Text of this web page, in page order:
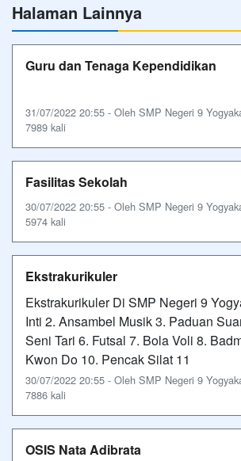
Halaman Lainnya
Guru dan Tenaga Kependidikan
31/07/2022 20:55 - Oleh SMP Negeri 9
7989 kali
Fasilitas Sekolah
30/07/2022 20:55 - Oleh SMP Negeri 9
5974 kali
Ekstrakurikuler
Ekstrakurikuler Di SMP Negeri 9
Inti 2. Ansambel Musik 3. Paduan
Seni Tari 6. Futsal 7. Bola Voli 8.
Kwon Do 10. Pencak Silat 11
30/07/2022 20:55 - Oleh SMP Negeri 9
7886 kali
OSIS Nata Adibrata